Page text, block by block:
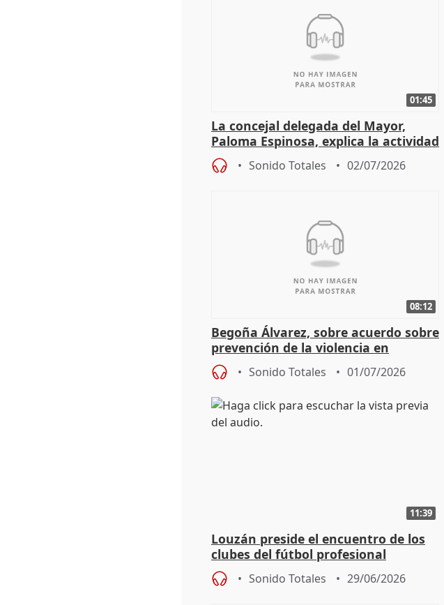
01:45
La concejal delegada del Mayor,
Paloma Espinosa, explica la actividad
de gimnasia acuática
Sonido Totales 02/07/2026
08:12
Begoña Álvarez, sobre acuerdo sobre
prevención de la violencia en
deporte base
Sonido Totales 01/07/2026
11:39
Louzán preside el encuentro de los
clubes del fútbol profesional
español: "Nos va muy bien así"
Sonido Totales 29/06/2026